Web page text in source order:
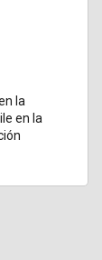
la
en la